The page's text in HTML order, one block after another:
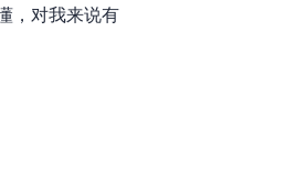
，对我来说有